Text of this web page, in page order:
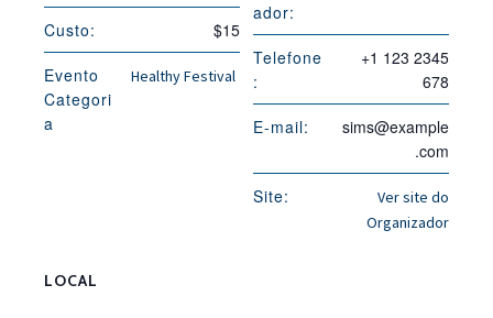
Custo: $15
Evento
Categori
a
Healthy Festival
LOCAL
ador:
Telefone
:
+1 123 2345
678
E-mail:
sims@example
.com
Site:
Ver site do
Organizador